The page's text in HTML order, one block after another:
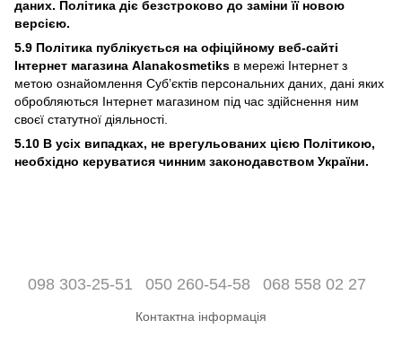
даних. Політика діє безстроково до заміни її новою
версією.
5.9 Політика публікується на офіційному веб-сайті
Інтернет магазина Alanakosmetiks в мережі Інтернет з
метою ознайомлення Суб’єктів персональних даних, дані яких
обробляються Інтернет магазином під час здійснення ним
своєї статутної діяльності.
5.10 В усіх випадках, не врегульованих цією Політикою,
необхідно керуватися чинним законодавством України.
098 303-25-51 050 260-54-58 068 558 02 27
Контактна інформація